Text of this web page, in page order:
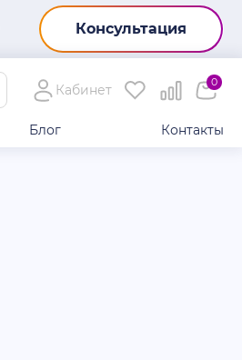
Консультация
Кабинет
0
Блог Контакты